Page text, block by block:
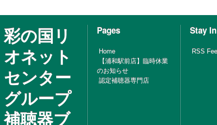
彩の国リ
オネット
センター
グループ
補聴器ブ
Pages
Home
【浦和駅前店】臨時休業
のお知らせ
認定補聴器専門店
Stay
RSS